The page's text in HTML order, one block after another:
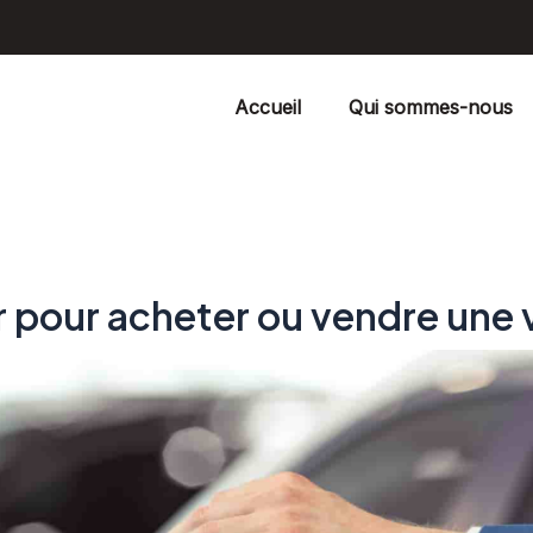
Accueil Qui sommes-nous
pour acheter ou vendre une